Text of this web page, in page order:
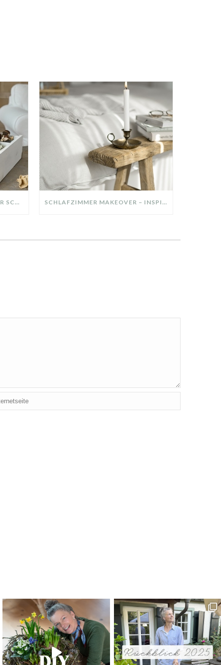
DIY-DEKO-TABLETT AUS ALTER SCHUBLADE – NACHHALTIGE HERBSTDEKO SELBER MACHEN! SCHLAFZIMMER MAKEOVER – INSPIRATION FÜR DEIN SCHLAFZIMMER: AUS ALT MACH NEU – HELL, GEMÜTLICH UND EINLADEND